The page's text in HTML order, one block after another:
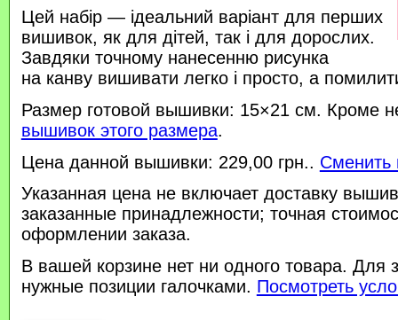
Цей набір — ідеальний варіант для перших
вишивок, як для дітей, так і для дорослих.
Завдяки точному нанесенню рисунка
на канву вишивати легко і просто, а
Размер готовой вышивки: 15×21 см. Кроме
вышивок этого размера.
Цена данной вышивки: 229,00 грн.. Сменить
Указанная цена не включает доставку
заказанные принадлежности; точная
оформлении заказа.
В вашей корзине нет ни одного товара. Для
нужные позиции галочками. Посмотреть